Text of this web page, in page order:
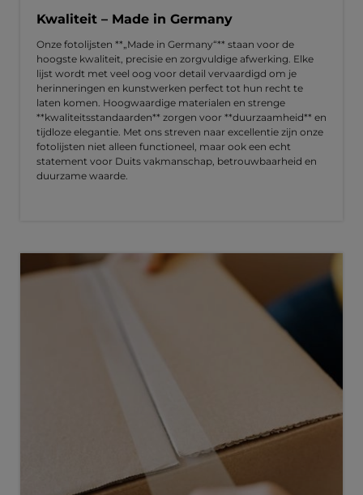
Kwaliteit – Made in Germany
Onze fotolijsten **„Made in Germany“** staan voor de
hoogste kwaliteit, precisie en zorgvuldige afwerking. Elke
lijst wordt met veel oog voor detail vervaardigd om je
herinneringen en kunstwerken perfect tot hun recht te
laten komen. Hoogwaardige materialen en strenge
**kwaliteitsstandaarden** zorgen voor **duurzaamheid** en
tijdloze elegantie. Met ons streven naar excellentie zijn onze
fotolijsten niet alleen functioneel, maar ook een echt
statement voor Duits vakmanschap, betrouwbaarheid en
duurzame waarde.